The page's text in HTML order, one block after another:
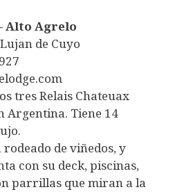
Alto Agrelo
de Cuyo
tres Relais Chateuax
Argentina. Tiene 14
de viñedos, y
con su deck, piscinas,
parrillas que miran a la